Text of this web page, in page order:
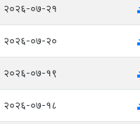
२०२६-०७-२१
२०२६-०७-२०
२०२६-०७-१९
२०२६-०७-१८